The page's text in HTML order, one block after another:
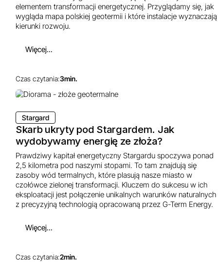
elementem transformacji energetycznej. Przyglądamy się, jak
wygląda mapa polskiej geotermii i które instalacje wyznaczają
kierunki rozwoju.
Więcej...
Czas czytania:3min.
Stargard
Skarb ukryty pod Stargardem. Jak
wydobywamy energię ze złoża?
Prawdziwy kapitał energetyczny Stargardu spoczywa ponad
2,5 kilometra pod naszymi stopami. To tam znajdują się
zasoby wód termalnych, które plasują nasze miasto w
czołówce zielonej transformacji. Kluczem do sukcesu w ich
eksploatacji jest połączenie unikalnych warunków naturalnych
z precyzyjną technologią opracowaną przez G-Term Energy.
Więcej...
Czas czytania:2min.